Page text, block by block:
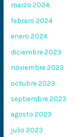
marzo 2024
febrero 2024
enero 2024
diciembre 2023
noviembre 2023
octubre 2023
septiembre 2023
agosto 2023
julio 2023